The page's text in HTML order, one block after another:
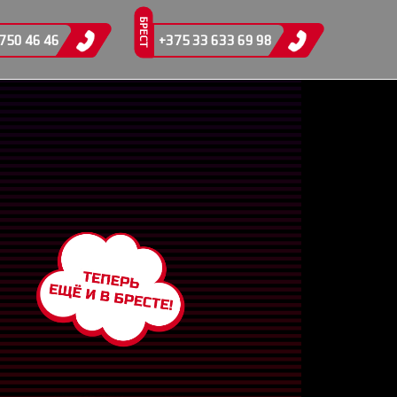
46 46 +375 33 633 69 98
БРЕСТ